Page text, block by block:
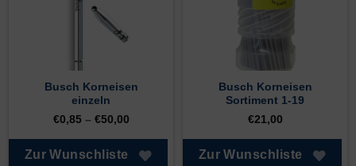
Busch Korneisen
einzeln
€0,85– €50,00
Zur Wunschliste
Busch Korneisen
Sortiment 1-19
€21,00
Zur Wunschliste